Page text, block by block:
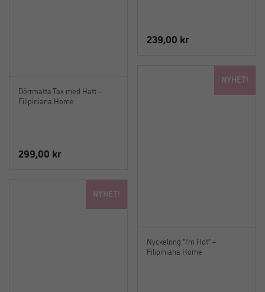
239,00 kr
Dörrmatta Tax med Hatt –
Filipiniana Home
299,00 kr
NYHET!
Nyckelring “I’m Hot” –
Filipiniana Home
NYHET!